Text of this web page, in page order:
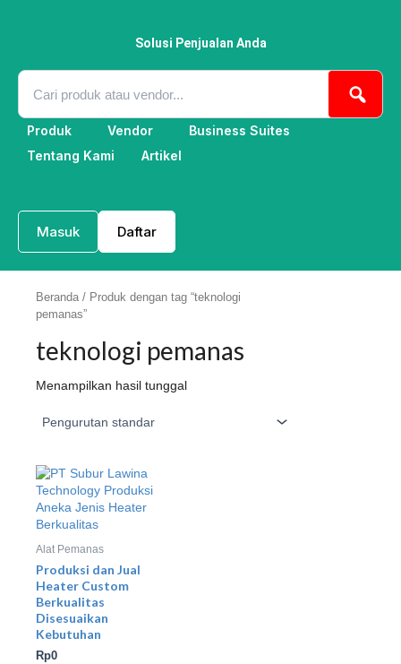
Solusi Penjualan Anda
Produk Vendor
Business Suites
Tentang Kami
Artikel
Masuk Daftar
Beranda / Produk dengan tag “teknologi
pemanas”
teknologi pemanas
Menampilkan hasil tunggal
Alat Pemanas
Produksi dan Jual
Heater Custom
Berkualitas
Disesuaikan
Kebutuhan
Rp0